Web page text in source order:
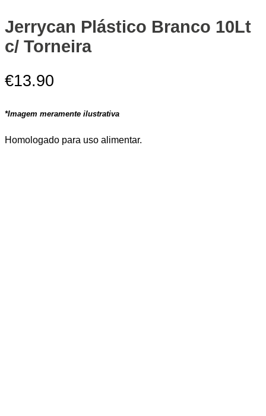
Jerrycan Plástico Branco 10Lt
c/ Torneira
€13.90
*Imagem meramente ilustrativa
Homologado para uso alimentar.